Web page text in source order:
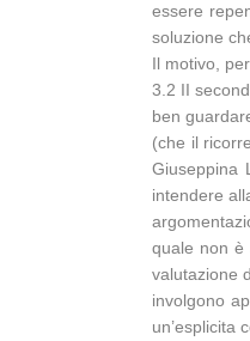
essere
soluzione
Il motivo,
3.2 II
ben
(che il
Giuseppina
intendere
quale non è
valutazione
involgono
un’esplicita